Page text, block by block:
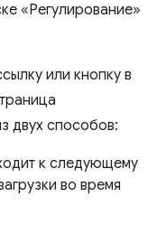
«Регулирование»
или кнопку в
двух способов:
к следующему
во время